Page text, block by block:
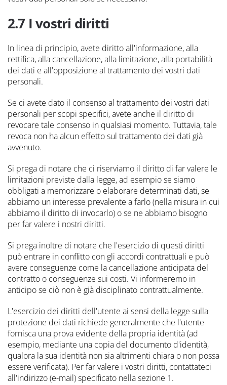
2.7 I vostri diritti
In linea di principio, avete diritto all'informazione, alla
rettifica, alla cancellazione, alla limitazione, alla portabilità
dei dati e all'opposizione al trattamento dei vostri dati
personali.
Se ci avete dato il consenso al trattamento dei vostri dati
personali per scopi specifici, avete anche il diritto di
revocare tale consenso in qualsiasi momento. Tuttavia, tale
revoca non ha alcun effetto sul trattamento dei dati già
avvenuto.
Si prega di notare che ci riserviamo il diritto di far valere le
limitazioni previste dalla legge, ad esempio se siamo
obbligati a memorizzare o elaborare determinati dati, se
abbiamo un interesse prevalente a farlo (nella misura in cui
abbiamo il diritto di invocarlo) o se ne abbiamo bisogno
per far valere i nostri diritti.
Si prega inoltre di notare che l'esercizio di questi diritti
può entrare in conflitto con gli accordi contrattuali e può
avere conseguenze come la cancellazione anticipata del
contratto o conseguenze sui costi. Vi informeremo in
anticipo se ciò non è già disciplinato contrattualmente.
L'esercizio dei diritti dell'utente ai sensi della legge sulla
protezione dei dati richiede generalmente che l'utente
fornisca una prova evidente della propria identità (ad
esempio, mediante una copia del documento d'identità,
qualora la sua identità non sia altrimenti chiara o non possa
essere verificata). Per far valere i vostri diritti, contattateci
all'indirizzo (e-mail) specificato nella sezione 1.